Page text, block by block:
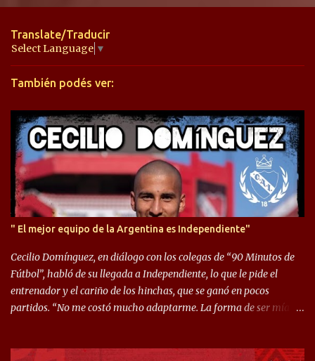
n
a
r
i
s
Translate/Traducir
Select Language ▼
También podés ver:
" El mejor equipo de la Argentina es Independiente"
Cecilio Domínguez, en diálogo con los colegas de “90 Minutos de
Fútbol”, habló de su llegada a Independiente, lo que le pide el
entrenador y el cariño de los hinchas, que se ganó en pocos
partidos. “No me costó mucho adaptarme. La forma de ser mía
llegué a un Independiente que juega muy dinámico y me gusta